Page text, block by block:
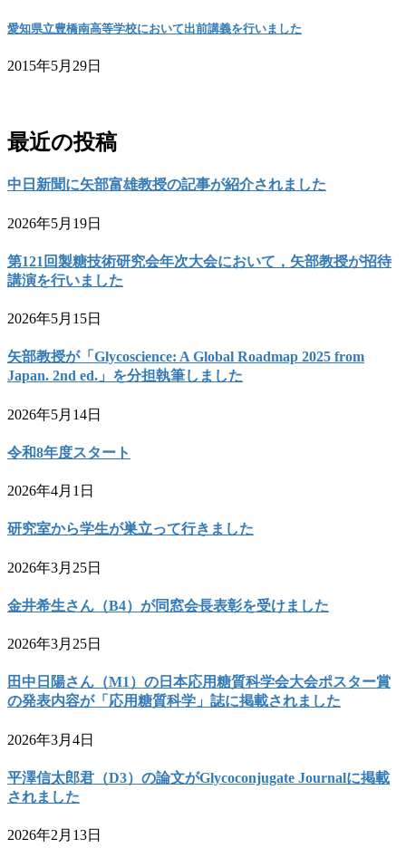
愛知県立豊橋南高等学校において出前講義を行いました
2015年5月29日
最近の投稿
中日新聞に矢部富雄教授の記事が紹介されました
2026年5月19日
第121回製糖技術研究会年次大会において，矢部教授が招待
講演を行いました
2026年5月15日
矢部教授が「Glycoscience: A Global Roadmap 2025 from
Japan. 2nd ed.」を分担執筆しました
2026年5月14日
令和8年度スタート
2026年4月1日
研究室から学生が巣立って行きました
2026年3月25日
金井希生さん（B4）が同窓会長表彰を受けました
2026年3月25日
田中日陽さん（M1）の日本応用糖質科学会大会ポスター賞
の発表内容が「応用糖質科学」誌に掲載されました
2026年3月4日
平澤信太郎君（D3）の論文がGlycoconjugate Journalに掲載
されました
2026年2月13日